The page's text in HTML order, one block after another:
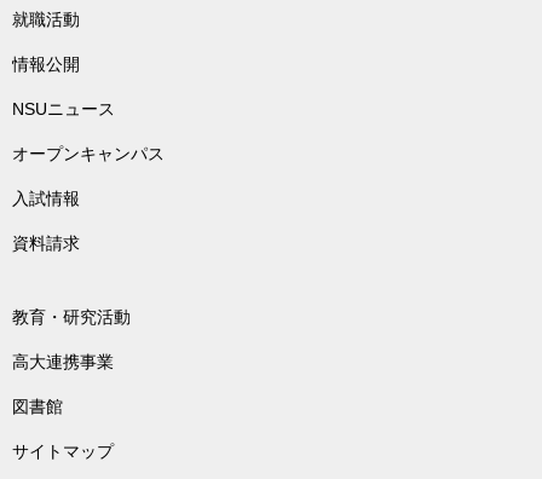
就職活動
情報公開
NSUニュース
オープンキャンパス
入試情報
資料請求
教育・研究活動
高大連携事業
図書館
サイトマップ